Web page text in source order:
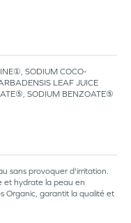
SODIUM COCO-
LEAF JUICE
SODIUM BENZOATE⑤
sans provoquer d'irritation.
et hydrate la peau en
Organic, garantit la qualité et